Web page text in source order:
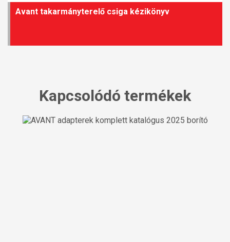
Avant takarmányterelő csiga kézikönyv
Kapcsolódó termékek